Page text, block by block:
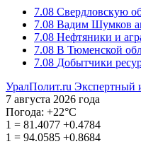
7.08 Свердловскую
7.08 Вадим Шумков
7.08 Нефтяники и
7.08 В Тюменской
7.08 Добытчики
УралПолит.ru Экспертный
7 августа 2026 года
Погода: +22°С
1 = 81.4077 +0.4784
1 = 94.0585 +0.8684